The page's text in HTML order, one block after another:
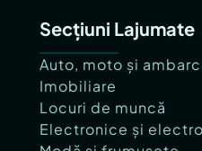
Secțiuni Lajumate
Auto, moto și
Imobiliare
Locuri de muncă
Electronice și